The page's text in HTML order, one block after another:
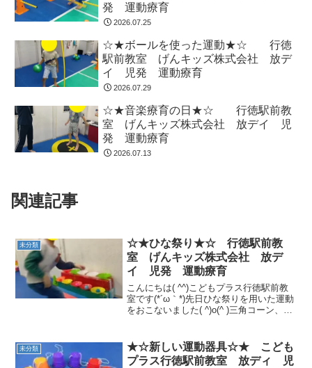
発 運動療育
2026.07.25
☆★ボールを使った運動★☆ 行徳
駅前教室 げんキッズ株式会社 放デ
イ 児発 運動療育
2026.07.29
☆★音楽療育の日★☆ 行徳駅前教
室 げんキッズ株式会社 放デイ 児
発 運動療育
2026.07.13
関連記事
未分類
☆★ひな祭り★☆ 行徳駅前教
室 げんキッズ株式会社 放デ
イ 児発 運動療育
こんにちは( ^^)こどもプラス行徳駅前教
室です(*´ω｀*)先日ひな祭りを用いた運動
をおこないました( ^)o(^ )三角コーン、カ
に悩んで楽しんでるご様子!...
未分類
★☆新しい運動器具☆★ こども
プラス行徳駅前教室 放ディ 児